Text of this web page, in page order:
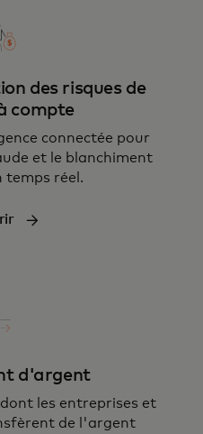
des risques de
compte
connectée pour
et le blanchiment
temps réel.
d'argent
les entreprises et
de l'argent